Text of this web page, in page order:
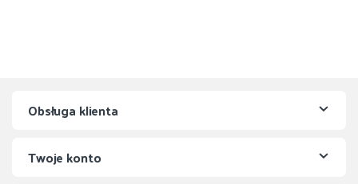
Obsługa klienta
Twoje konto